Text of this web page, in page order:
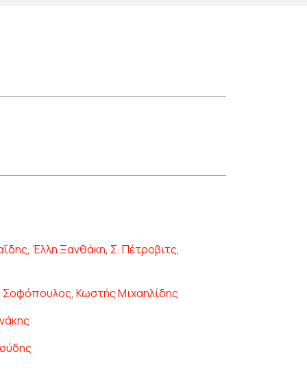
, Έλλη Ξανθάκη, Σ. Πέτροβιτς,
Σοφόπουλος, Κωστής Μιχαηλίδης